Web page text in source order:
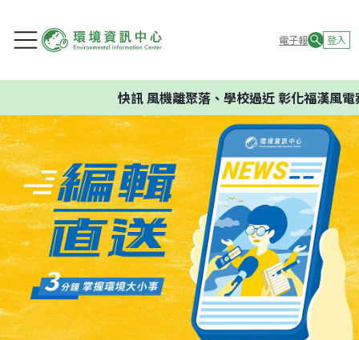
電子報 登入
快訊風機離聚落、學校過近 彰化福漢風電